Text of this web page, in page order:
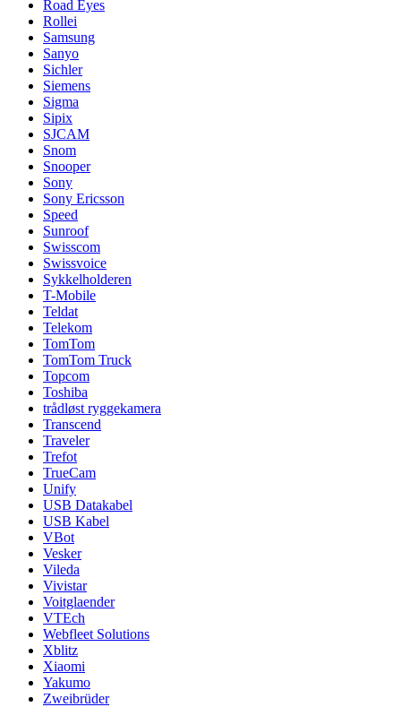
Road Eyes
Rollei
Samsung
Sanyo
Sichler
Siemens
Sigma
Sipix
SJCAM
Snom
Snooper
Sony
Sony Ericsson
Speed
Sunroof
Swisscom
Swissvoice
Sykkelholderen
T-Mobile
Teldat
Telekom
TomTom
TomTom Truck
Topcom
Toshiba
trådløst ryggekamera
Transcend
Traveler
Trefot
TrueCam
Unify
USB Datakabel
USB Kabel
VBot
Vesker
Vileda
Vivistar
Voitglaender
VTEch
Webfleet Solutions
Xblitz
Xiaomi
Yakumo
Zweibrüder